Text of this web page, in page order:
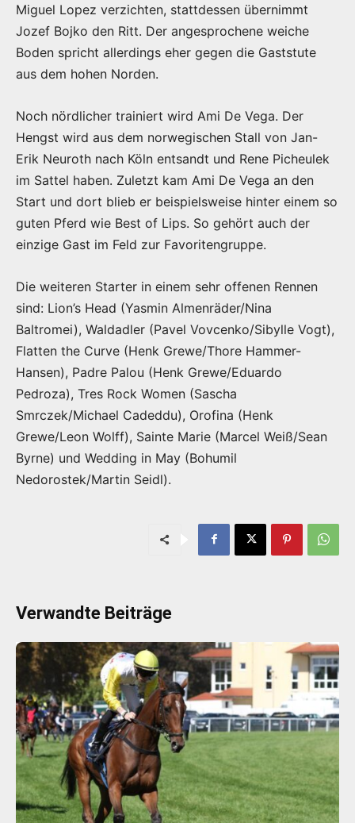
Miguel Lopez verzichten, stattdessen übernimmt
Jozef Bojko den Ritt. Der angesprochene weiche
Boden spricht allerdings eher gegen die Gaststute
aus dem hohen Norden.
Noch nördlicher trainiert wird Ami De Vega. Der
Hengst wird aus dem norwegischen Stall von Jan-
Erik Neuroth nach Köln entsandt und Rene Picheulek
im Sattel haben. Zuletzt kam Ami De Vega an den
Start und dort blieb er beispielsweise hinter einem so
guten Pferd wie Best of Lips. So gehört auch der
einzige Gast im Feld zur Favoritengruppe.
Die weiteren Starter in einem sehr offenen Rennen
sind: Lion’s Head (Yasmin Almenräder/Nina
Baltromei), Waldadler (Pavel Vovcenko/Sibylle Vogt),
Flatten the Curve (Henk Grewe/Thore Hammer-
Hansen), Padre Palou (Henk Grewe/Eduardo
Pedroza), Tres Rock Women (Sascha
Smrczek/Michael Cadeddu), Orofina (Henk
Grewe/Leon Wolff), Sainte Marie (Marcel Weiß/Sean
Byrne) und Wedding in May (Bohumil
Nedorostek/Martin Seidl).
Verwandte Beiträge